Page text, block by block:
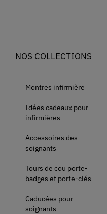
NOS COLLECTIONS
Montres infirmière
Idées cadeaux pour
infirmières
Accessoires des
soignants
Tours de cou porte-
badges et porte-clés
Caducées pour
soignants